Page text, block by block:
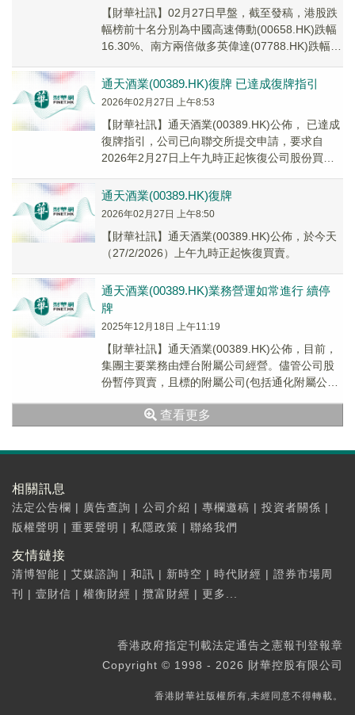
【財華社訊】02月27日早盤，截至發稿，港股跌
幅榜前十名分別為中國高速傳動(00658.HK)跌幅
16.30%、南方兩倍做多英偉達(07788.HK)跌幅
通天酒業(00389.HK)復牌 已達成復牌指引
2026年02月27日 上午8:53
​【財華社訊】通天酒業(00389.HK)公佈， 已達成
復牌指引，公司已向聯交所提交申請，要求自
2026年2月27日上午九時正起恢復公司股份買
通天酒業(00389.HK)復牌
2026年02月27日 上午8:50
【財華社訊】通天酒業(00389.HK)公佈，於今天
（27/2/2026）上午九時正起恢復買賣。
通天酒業(00389.HK)業務營運如常進行 續停
牌
2025年12月18日 上午11:19
【財華社訊】通天酒業(00389.HK)公佈，目前，
集團主要業務由煙台附屬公司經營。儘管公司股
份暫停買賣，且標的附屬公司(包括通化附屬公司)
查看更多
相關訊息
法定公告欄 | 廣告查詢 | 公司介紹 | 專欄邀稿 | 投資者關係 |
版權聲明 | 重要聲明 | 私隱政策 | 聯絡我們
友情鏈接
清博智能 | 艾媒諮詢 | 和訊 | 新時空 | 時代財經 | 證券市場周
刊
| 壹財信 | 權衡財經 | 攬富財經 | 更多...
香港政府指定刊載法定通告之憲報刊登報章
Copyright © 1998 - 2026 財華控股有限公司
香港財華社版權所有,未經同意不得轉載。